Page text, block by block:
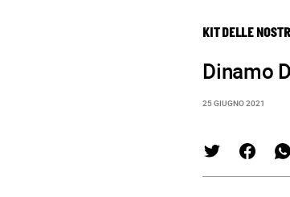
KIT DELLE
Dinamo
25 GIUGNO 2021